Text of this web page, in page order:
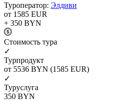
Туроператор: Элдиви
от 1585 EUR
+ 350 BYN
Cтоимость тура
✓
Турпродукт
от 5536 BYN (1585 EUR)
✓
Туруслуга
350 BYN